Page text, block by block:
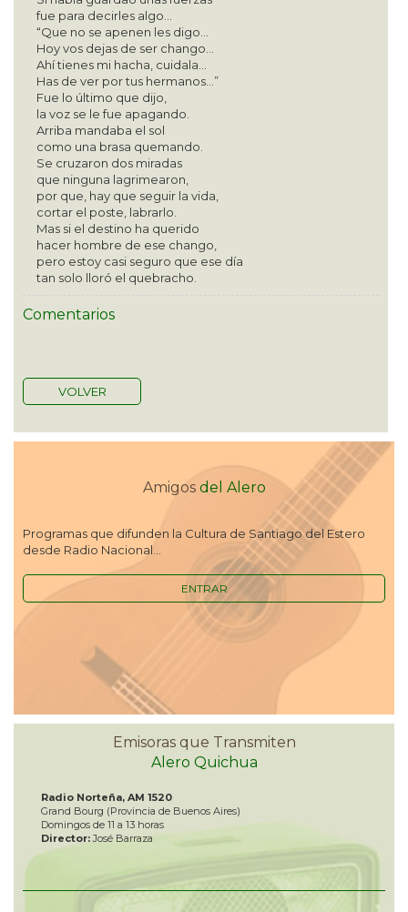
fue para decirles algo…
“Que no se apenen les digo…
Hoy vos dejas de ser chango…
Ahí tienes mi hacha, cuidala…
Has de ver por tus hermanos…”
Fue lo último que dijo,
la voz se le fue apagando.
Arriba mandaba el sol
como una brasa quemando.
Se cruzaron dos miradas
que ninguna lagrimearon,
por que, hay que seguir la vida,
cortar el poste, labrarlo.
Mas si el destino ha querido
hacer hombre de ese chango,
pero estoy casi seguro que ese día
tan solo lloró el quebracho.
Comentarios
VOLVER
Amigos del Alero
Programas que difunden la Cultura de Santiago del Estero
desde Radio Nacional...
ENTRAR
Emisoras que Transmiten
Alero Quichua
Radio Norteña, AM 1520
Grand Bourg (Provincia de Buenos Aires)
Domingos de 11 a 13 horas
Director:José Barraza